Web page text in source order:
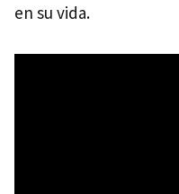
en su vida.